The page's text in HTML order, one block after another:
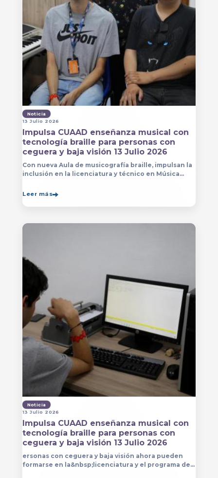
Noticia
13 Julio 2026
Impulsa CUAAD enseñanza musical con
tecnología braille para personas con
ceguera y baja visión 13 Julio 2026
Con nueva Aula de musicografía braille, impulsan la
inclusión en la licenciatura y técnico en Música
formen con mayor autonomía
Leer más
Noticia
13 Julio 2026
Impulsa CUAAD enseñanza musical con
tecnología braille para personas con
ceguera y baja visión 13 Julio 2026
ersonas con ceguera y baja visión ahora pueden
formarse en la&nbsp;licenciatura y el programa de